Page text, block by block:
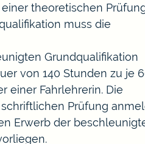
iner theoretischen
muss die
Grundqualifikation
von 140 Stunden zu je
einer Fahrlehrerin. Die
Prüfung
Erwerb der beschleunig